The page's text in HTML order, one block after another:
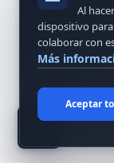
© 2024 Erson
Al
dispositivo
colaborar con
Más
Aceptar